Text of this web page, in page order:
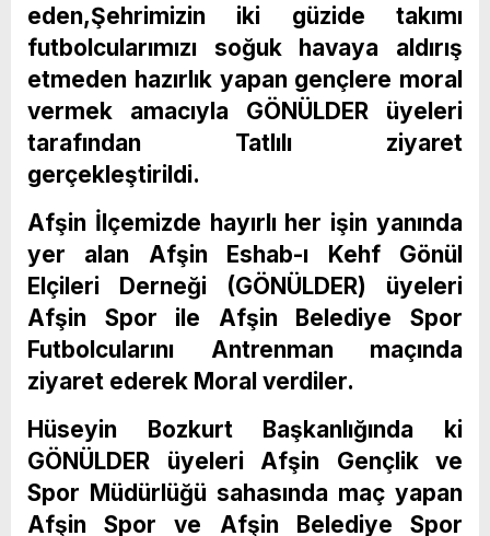
eden,Şehrimizin iki güzide takımı
futbolcularımızı soğuk havaya aldırış
etmeden hazırlık yapan gençlere moral
vermek amacıyla GÖNÜLDER üyeleri
tarafından Tatlılı ziyaret
gerçekleştirildi.
Afşin İlçemizde hayırlı her işin yanında
yer alan Afşin Eshab-ı Kehf Gönül
Elçileri Derneği (GÖNÜLDER) üyeleri
Afşin Spor ile Afşin Belediye Spor
Futbolcularını Antrenman maçında
ziyaret ederek Moral verdiler.
Hüseyin Bozkurt Başkanlığında ki
GÖNÜLDER üyeleri Afşin Gençlik ve
Spor Müdürlüğü sahasında maç yapan
Afşin Spor ve Afşin Belediye Spor